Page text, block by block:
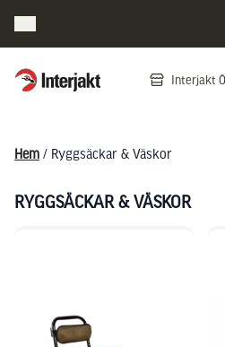
Interjakt SE Interjakt
Hem / Ryggsäckar & Väskor
RYGGSÄCKAR & VÄSKOR